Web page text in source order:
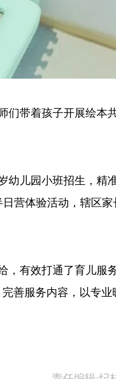
们带着孩子开展绘本
幼儿园小班招生，精
营体验活动，辖区家
有效打通了育儿服
善服务内容，以专业